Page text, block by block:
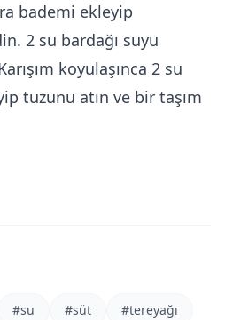
bademi ekleyip
2 su bardağı suyu
koyulaşınca 2 su
tuzunu atın ve bir taşım
#su #süt #tereyağı